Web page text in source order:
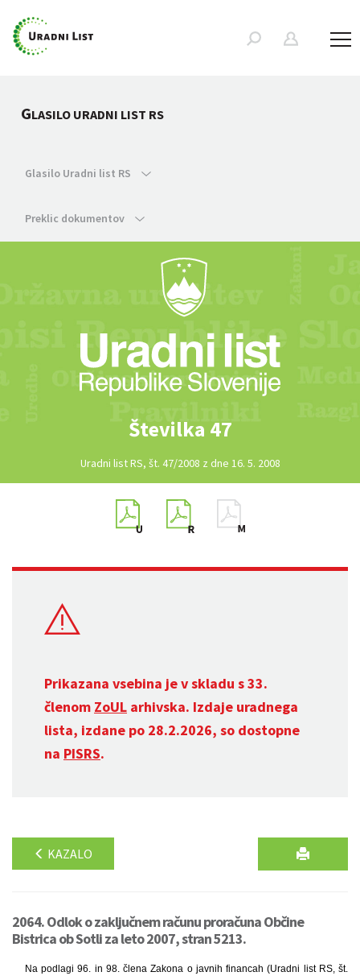
GLASILO URADNI LIST RS
Glasilo Uradni list RS
Preklic dokumentov
Številka 47
Uradni list RS, št. 47/2008 z dne 16. 5. 2008
Prikazana vsebina je v skladu s 33.
členom ZoUL arhivska. Izdaje uradnega
lista, izdane po 28.2.2026, so dostopne
na PISRS.
KAZALO
2064. Odlok o zaključnem računu proračuna Občine
Bistrica ob Sotli za leto 2007, stran 5213.
Na podlagi 96. in 98. člena Zakona o javnih financah (Uradni list RS, št.